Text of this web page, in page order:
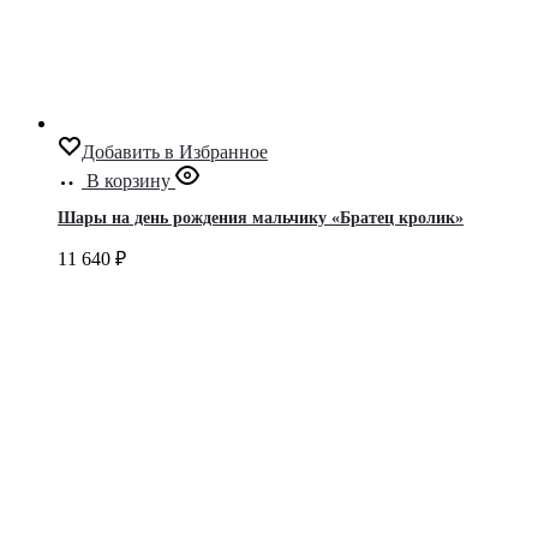
Добавить в Избранное
В корзину
Шары на день рождения мальчику «Братец кролик»
11 640 ₽